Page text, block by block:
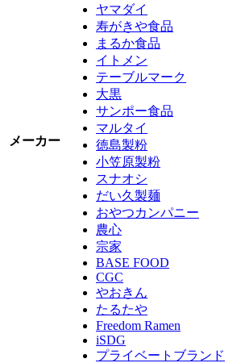
メーカー
ヤマダイ
寿がきや食品
まるか食品
イトメン
テーブルマーク
大黒
サンポー食品
マルタイ
徳島製粉
小笠原製粉
スナオシ
だい久製麺
おやつカンパニー
農心
宗家
BASE FOOD
CGC
やおきん
たるたや
Freedom Ramen
iSDG
プライベートブランド